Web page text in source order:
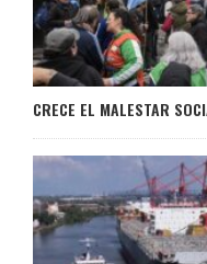
CRECE EL MALESTAR